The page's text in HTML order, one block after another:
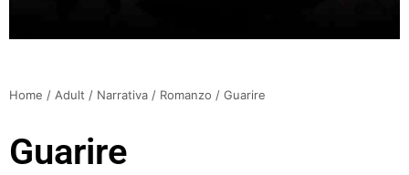
Home / Adult / Narrativa / Romanzo / Guarire
Guarire